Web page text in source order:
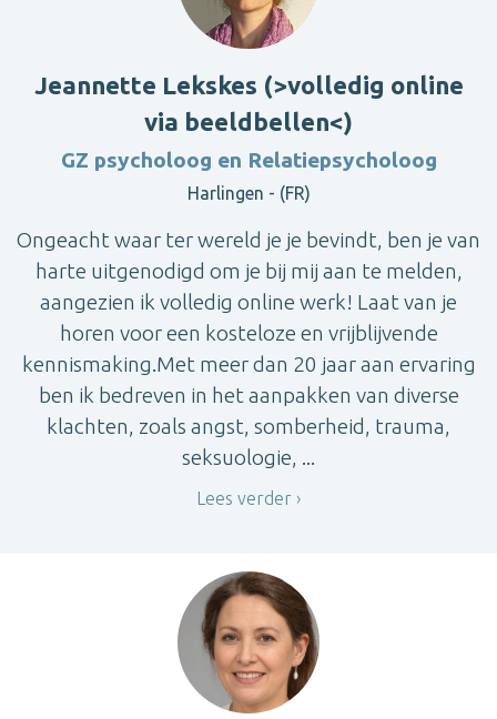
Jeannette Lekskes (>volledig online
via beeldbellen<)
GZ psycholoog en Relatiepsycholoog
Harlingen - (FR)
Ongeacht waar ter wereld je je bevindt, ben je van
harte uitgenodigd om je bij mij aan te melden,
aangezien ik volledig online werk! Laat van je
horen voor een kosteloze en vrijblijvende
kennismaking.Met meer dan 20 jaar aan ervaring
ben ik bedreven in het aanpakken van diverse
klachten, zoals angst, somberheid, trauma,
seksuologie, ...
Lees verder